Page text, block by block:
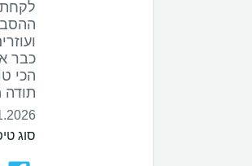
כבר
תודה
סוג